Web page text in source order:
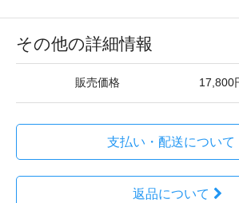
その他の詳細情報
販売価格 17,800
支払い・配送について
返品について